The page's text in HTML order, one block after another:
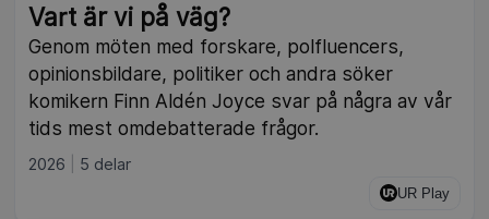
Vart är vi på väg?
Genom möten med forskare, polfluencers,
opinionsbildare, politiker och andra söker
komikern Finn Aldén Joyce svar på några av vår
tids mest omdebatterade frågor.
2026 5 delar
UR Play